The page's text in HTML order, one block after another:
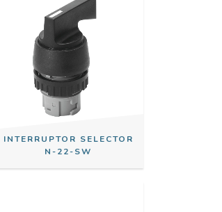
INTERRUPTOR SELECTOR
N-22-SW